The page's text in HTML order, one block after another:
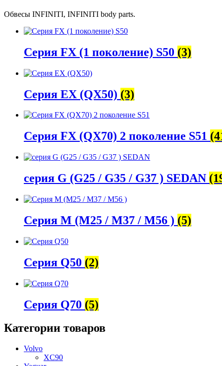
Обвесы INFINITI, INFINITI body parts.
Серия FX (1 поколение) S50 (3)
Серия EX (QX50) (3)
Серия FX (QX70) 2 поколение S51
серия G (G25 / G35 / G37 ) SEDAN
Серия M (M25 / M37 / M56 ) (5)
Серия Q50 (2)
Серия Q70 (5)
Категории товаров
Volvo
XC90